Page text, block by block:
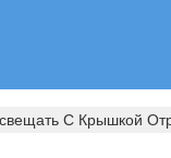
С Крышкой